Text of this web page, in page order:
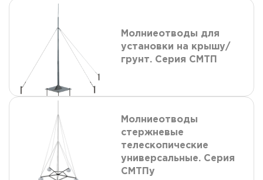
Молниеотводы для
установки на крышу/
грунт. Серия СМТП
Молниеотводы
стержневые
телескопические
универсальные. Серия
СМТПу